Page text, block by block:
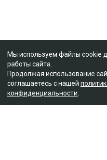
Мы используем файлы cookie
работы сайта.
Продолжая использование
соглашаетесь с нашей
конфиденциальности